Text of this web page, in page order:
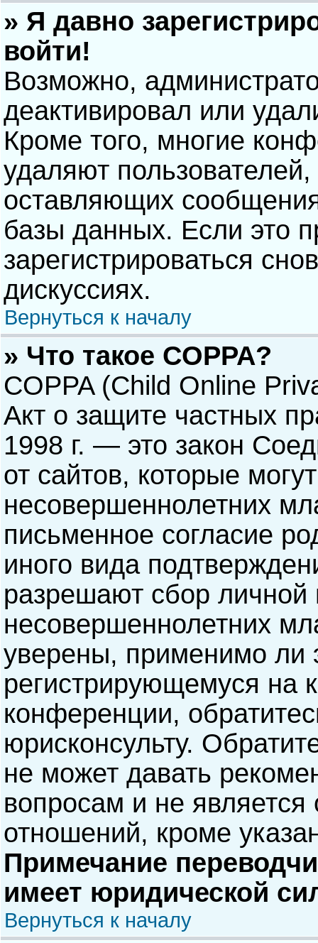
» Я давно
войти!
Возможно,
деактивировал или
Кроме того, многие
удаляют
оставляющих
базы данных. Если это
зарегистрироваться
дискуссиях.
Вернуться к началу
» Что такое COPPA?
COPPA (Child Online
Акт о защите частных
1998 г. — это закон
от сайтов, которые
несовершеннолетних
письменное согласие
иного вида
разрешают сбор
несовершеннолетних
уверены, применимо ли
регистрирующемуся на
конференции,
юрисконсульту.
не может давать
вопросам и не
отношений, кроме
Примечание
имеет юридической
Вернуться к началу